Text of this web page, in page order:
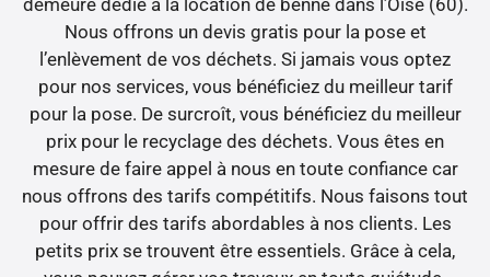
demeure dédié à la location de benne dans l’Oise (60).
Nous offrons un devis gratis pour la pose et
l’enlèvement de vos déchets. Si jamais vous optez
pour nos services, vous bénéficiez du meilleur tarif
pour la pose. De surcroît, vous bénéficiez du meilleur
prix pour le recyclage des déchets. Vous êtes en
mesure de faire appel à nous en toute confiance car
nous offrons des tarifs compétitifs. Nous faisons tout
pour offrir des tarifs abordables à nos clients. Les
petits prix se trouvent être essentiels. Grâce à cela,